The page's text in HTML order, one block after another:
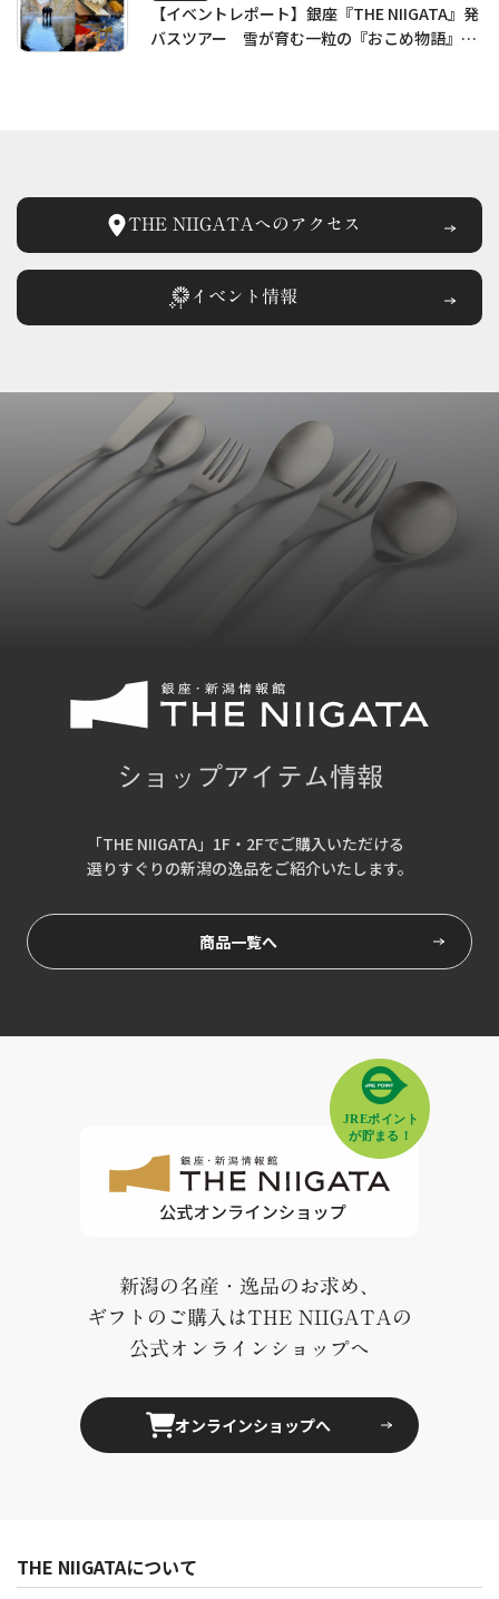
【イベントレポート】銀座『THE NIIGATA』発
バスツアー 雪が育む一粒の『おこめ物語』と
THE NIIGATAへの アクセス
イベント情報
ショップアイテム情報
「THE NIIGATA」1F・2Fでご購入いただける
選りすぐりの新潟の逸品をご紹介いたします。
商品一覧へ
新潟の名産・逸品のお求め、
ギフトのご購入はTHE NIIGATAの
公式オンラインショップへ
オンラインショップへ
THE NIIGATAについて